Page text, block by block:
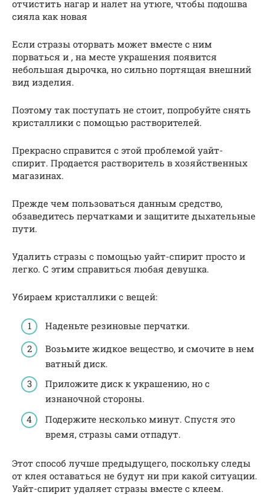
отчистить нагар и налет на утюге, чтобы подошва
сияла как новая
Если стразы оторвать может вместе с ним
порваться и , на месте украшения появится
небольшая дырочка, но сильно портящая внешний
вид изделия.
Поэтому так поступать не стоит, попробуйте снять
кристаллики с помощью растворителей.
Прекрасно справится с этой проблемой уайт-
спирит. Продается растворитель в хозяйственных
магазинах.
Прежде чем пользоваться данным средство,
обзаведитесь перчатками и защитите дыхательные
пути.
Удалить стразы с помощью уа­­­йт-спирит просто и
легко. С этим справиться любая девушка.
Убираем кристаллики с вещей:
Наденьте резиновые перчатки.
Возьмите жидкое вещество, и смочите в нем
ватный диск.
Приложите диск к украшению, но с
изнаночной стороны.
Подержите несколько минут. Спустя это
время, стразы сами отпадут.
Этот способ лучше предыдущего, поскольку следы
от клея оставаться не будут ни при какой ситуации.
Уайт-спирит удаляет стразы вместе с клеем.